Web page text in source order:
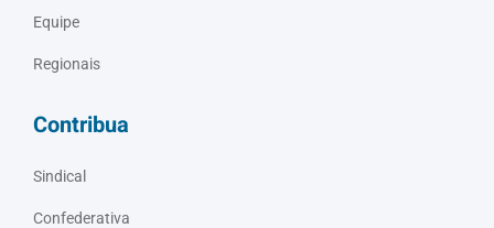
Equipe
Regionais
Contribua
Sindical
Confederativa